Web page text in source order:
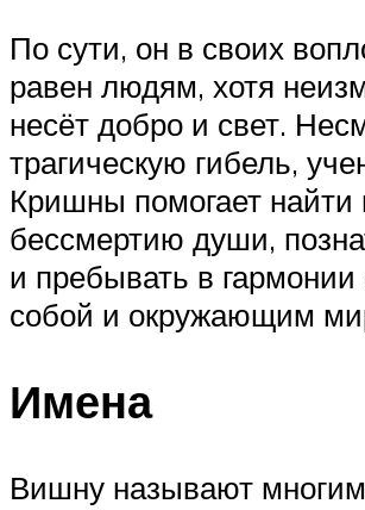
По сути, он в своих
равен людям, хотя
несёт добро и свет.
трагическую гибель,
Кришны помогает найти
бессмертию души,
и пребывать в
собой и окружающим
Имена
Вишну называют